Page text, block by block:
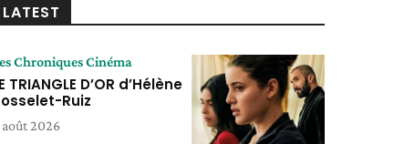
LATEST
Chroniques Cinéma
TRIANGLE D’OR d’Hélène
Ruiz
août 2026